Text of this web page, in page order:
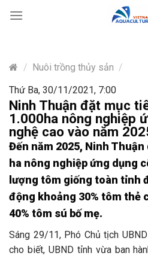
content
/ Nuôi trồng thủy sản /
Thứ Ba, 30/11/2021, 7:00
Ninh Thuận đặt mục
1.000ha nông nghiệp
nghệ cao vào năm
Đến năm 2025, Ninh
ha nông nghiệp ứng dụng
lượng tôm giống toàn tỉnh
động khoảng 30% tôm thẻ
40% tôm sú bố mẹ.
Sáng 29/11, Phó Chủ tịch
cho biết, UBND tỉnh vừa ban